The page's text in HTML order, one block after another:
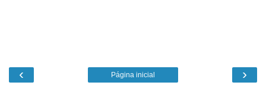
‹ ›
Página inicial